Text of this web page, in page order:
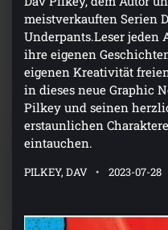
meistverkauften Serien
Underpants.Leser jeden
ihre eigenen
eigenen Kreativität
in dieses neue Graphic
Pilkey und seinen
erstaunlichen
eintauchen.
PILKEY, DAV 2023-07-28